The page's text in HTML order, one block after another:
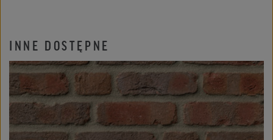
INNE DOSTĘPNE